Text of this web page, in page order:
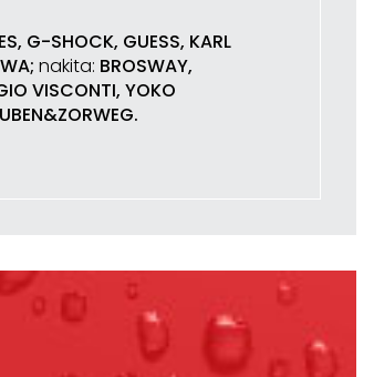
G-SHOCK, GUESS, KARL
nakita: BROSWAY,
VISCONTI, YOKO